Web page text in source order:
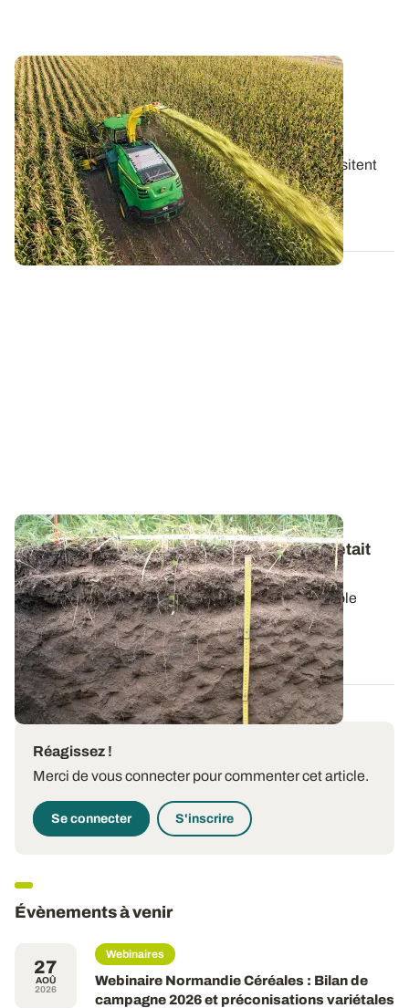
Maïs fourrage sous la sécheresse : les
précautions à prendre lors du chantier
d’ensilage
Les maïs fourrages ayant subi la sécheresse nécessitent
d’adapter la conduite du chantier...
27 JUILL. 2026
Changement climatique : et si la solution était
dans les racines des plantes
Face aux aléas climatiques, les racines jouent un rôle
crucial dans la résilience des...
18 SEPT. 2025
Réagissez !
Merci de vous connecter pour commenter cet article.
Se connecter S'inscrire
Évènements à venir
27
AOÛ
2026
Webinaires
Webinaire Normandie Céréales : Bilan de
campagne 2026 et préconisations variétales